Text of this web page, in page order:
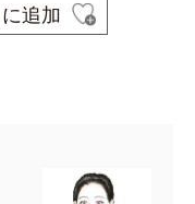
追加